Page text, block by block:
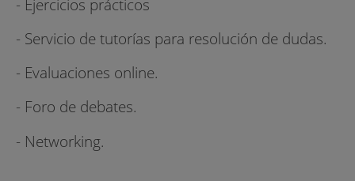
- Servicio de tutorías para resolución de dudas.
- Evaluaciones online.
- Foro de debates.
- Networking.